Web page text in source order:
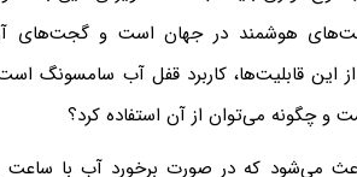
هوشمند در جهان است و گجت‌های
این قابلیت‌ها، کاربرد قفل آب سامسونگ
چگونه می‌توان از آن استفاده کرد؟
می‌شود که در صورت برخورد آب با